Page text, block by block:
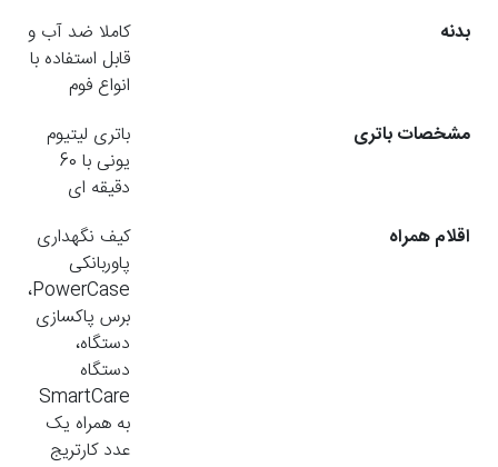
بدنه
کاملا ضد آب و
قابل استفاده با
انواع فوم
مشخصات باتری
باتری لیتیوم
یونی با 60
دقیقه ای
اقلام همراه
کیف نگهداری
پاوربانکی
PowerCase،
برس پاکسازی
دستگاه،
دستگاه
SmartCare
به همراه یک
عدد کارتریج